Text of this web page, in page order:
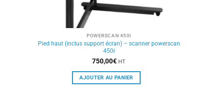
POWERSCAN 450I
Pied haut (inclus support écran) – scanner powerscan
450i
750,00€ HT
AJOUTER AU PANIER